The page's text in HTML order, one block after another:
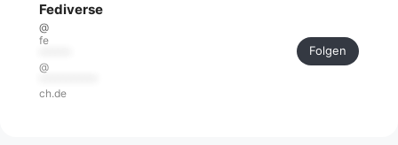
Fediverse
@
fe
@
ch.de
Folgen